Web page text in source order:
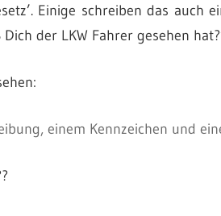
Einige schreiben das auch
der LKW Fahrer gesehen
einem Kennzeichen und